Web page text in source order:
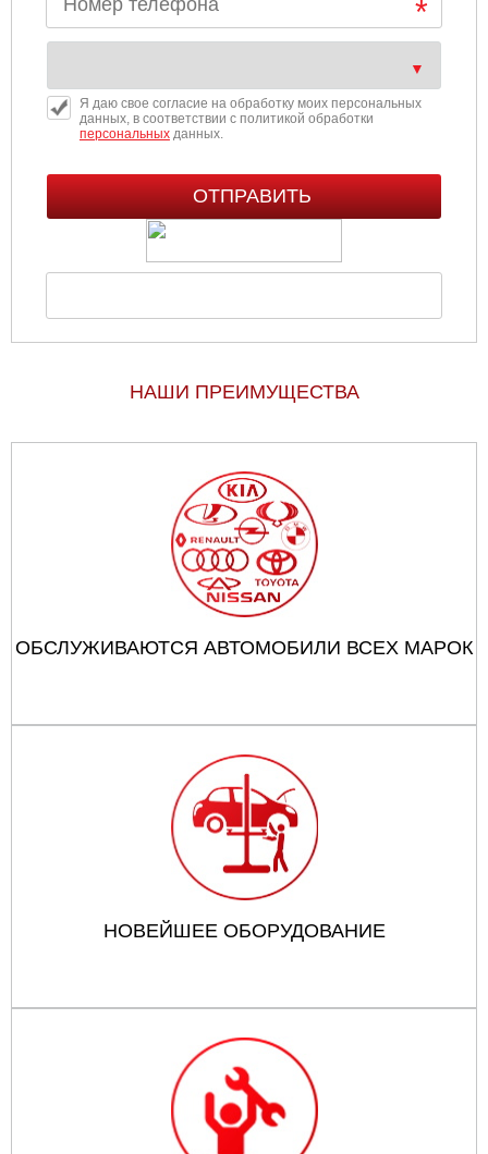
Я даю свое согласие на обработку моих персональных
данных, в соответствии с политикой обработки
персональныхданных.
НАШИ ПРЕИМУЩЕСТВА
ОБСЛУЖИВАЮТСЯ АВТОМОБИЛИ ВСЕХ МАРОК
НОВЕЙШЕЕ ОБОРУДОВАНИЕ